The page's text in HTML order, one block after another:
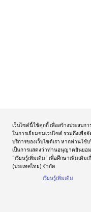
เว็บไซต์นี้ใช้คุกกี้ เพื่อสร้างประสบ
ในการเยี่ยมชมเวปไซต์ รวมถึงเพื่
บริการของเว็บไซต์เรา หากท่านใช้
เป็นการแสดงว่าท่านอนุญาตยินยอ
“เรียนรู้เพิ่มเติม” เพื่อศึกษาเพิ่มเติ
(ประเทศไทย) จำกัด
เรียนรู้เพิ่มเติม